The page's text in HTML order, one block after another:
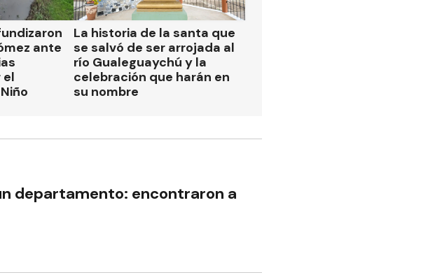
ante
el
La historia de la santa que
se salvó de ser arrojada al
río Gualeguaychú y la
celebración que harán en
su nombre
departamento: encontraron a